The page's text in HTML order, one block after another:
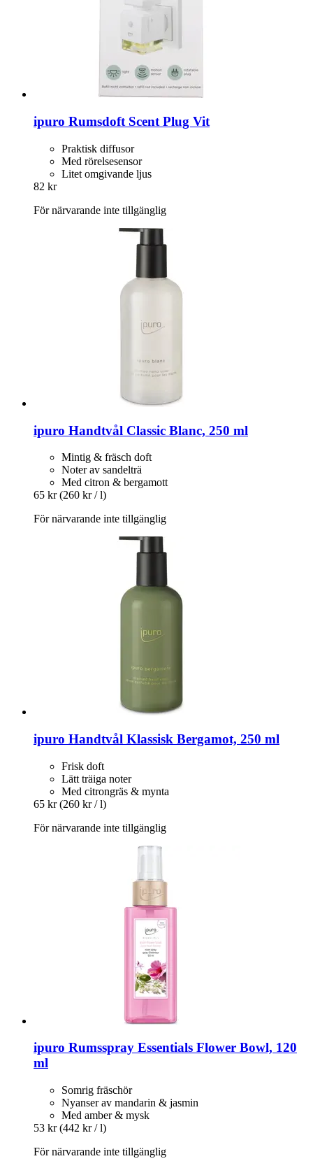
ipuro Rumsdoft Scent Plug Vit
Praktisk diffusor
Med rörelsesensor
Litet omgivande ljus
82 kr
För närvarande inte tillgänglig
ipuro Handtvål Classic Blanc, 250 ml
Mintig & fräsch doft
Noter av sandelträ
Med citron & bergamott
65 kr (260 kr / l)
För närvarande inte tillgänglig
ipuro Handtvål Klassisk Bergamot, 250 ml
Frisk doft
Lätt träiga noter
Med citrongräs & mynta
65 kr (260 kr / l)
För närvarande inte tillgänglig
ipuro Rumsspray Essentials Flower Bowl, 120
ml
Somrig fräschör
Nyanser av mandarin & jasmin
Med amber & mysk
53 kr (442 kr / l)
För närvarande inte tillgänglig